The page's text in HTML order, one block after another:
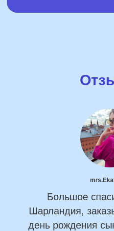
Большое
Шарландия,
день рождения